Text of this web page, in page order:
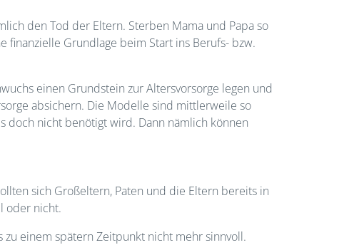
den Tod der Eltern. Sterben Mama und Papa so
finanzielle Grundlage beim Start ins Berufs- bzw.
einen Grundstein zur Altersvorsorge legen und
absichern. Die Modelle sind mittlerweile so
doch nicht benötigt wird. Dann nämlich können
sich Großeltern, Paten und die Eltern bereits in
oder nicht.
zu einem spätern Zeitpunkt nicht mehr sinnvoll.